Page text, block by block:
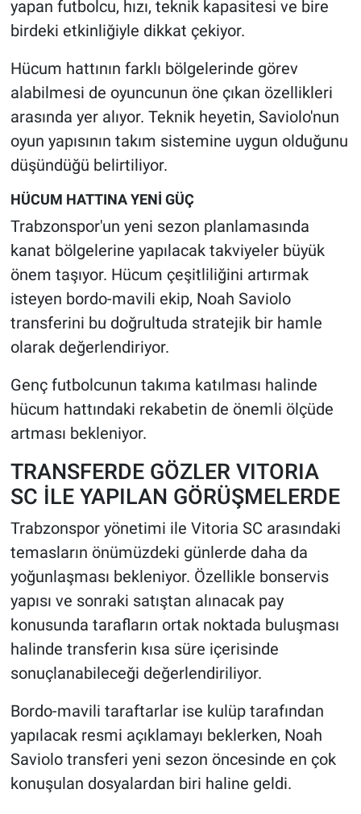
yapan futbolcu, hızı, teknik kapasitesi ve bire
birdeki etkinliğiyle dikkat çekiyor.
Hücum hattının farklı bölgelerinde görev
alabilmesi de oyuncunun öne çıkan özellikleri
arasında yer alıyor. Teknik heyetin, Saviolo'nun
oyun yapısının takım sistemine uygun olduğunu
düşündüğü belirtiliyor.
HÜCUM HATTINA YENİ GÜÇ
Trabzonspor'un yeni sezon planlamasında
kanat bölgelerine yapılacak takviyeler büyük
önem taşıyor. Hücum çeşitliliğini artırmak
isteyen bordo-mavili ekip, Noah Saviolo
transferini bu doğrultuda stratejik bir hamle
olarak değerlendiriyor.
Genç futbolcunun takıma katılması halinde
hücum hattındaki rekabetin de önemli ölçüde
artması bekleniyor.
TRANSFERDE GÖZLER VITORIA
SC İLE YAPILAN GÖRÜŞMELERDE
Trabzonspor yönetimi ile Vitoria SC arasındaki
temasların önümüzdeki günlerde daha da
yoğunlaşması bekleniyor. Özellikle bonservis
yapısı ve sonraki satıştan alınacak pay
konusunda tarafların ortak noktada buluşması
halinde transferin kısa süre içerisinde
sonuçlanabileceği değerlendiriliyor.
Bordo-mavili taraftarlar ise kulüp tarafından
yapılacak resmi açıklamayı beklerken, Noah
Saviolo transferi yeni sezon öncesinde en çok
konuşulan dosyalardan biri haline geldi.